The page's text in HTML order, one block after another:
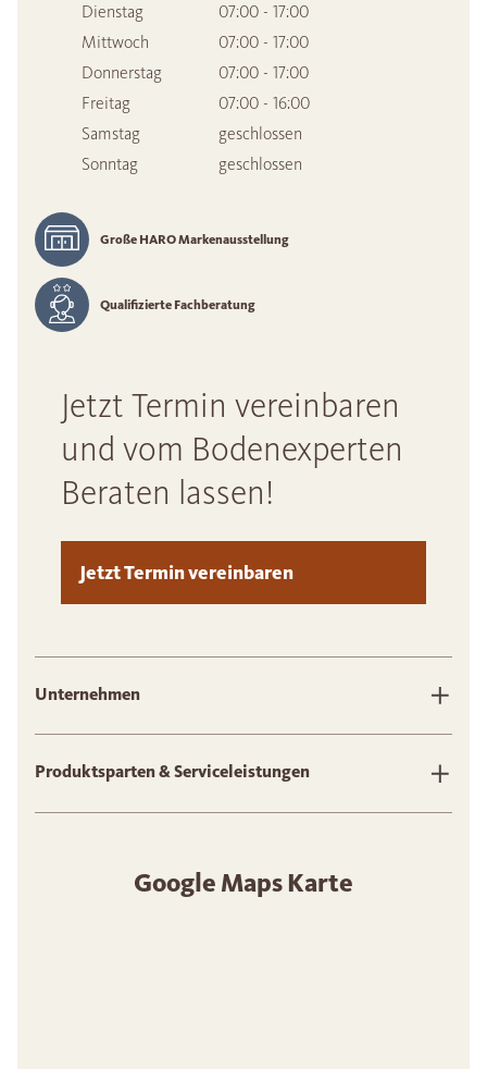
Dienstag
07:00 - 17:00
Mittwoch
07:00 - 17:00
Donnerstag
07:00 - 17:00
Freitag
07:00 - 16:00
Samstag
geschlossen
Sonntag
geschlossen
Große HARO Markenausstellung
Qualifizierte Fachberatung
Jetzt Termin vereinbaren
und vom Bodenexperten
Beraten lassen!
Jetzt Termin vereinbaren
Unternehmen
Produktsparten & Serviceleistungen
Google Maps Karte